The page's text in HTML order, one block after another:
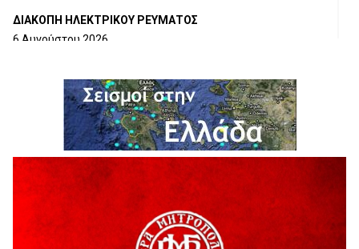
ΔΙΑΚΟΠΗ ΗΛΕΚΤΡΙΚΟΥ ΡΕΥΜΑΤΟΣ
6 Αυγούστου 2026
6 Αυγούστου 2026
H παραδοχή λαθών είναι (και) δύναμη
5 Αυγούστου 2026
Ο ΑΝΔΡΕΑΣ ΑΣΛΑΝΙΔΗΣ ΣΥΝΕΧΙΖΕΙ ΣΤΟΝ ΠΡΩΤΕΑ
ΓΡΕΒΕΝΩΝ
Ευχαριστήριο Εκπολιτιστικού Συλλόγου Ταξιάρχη προς κ.